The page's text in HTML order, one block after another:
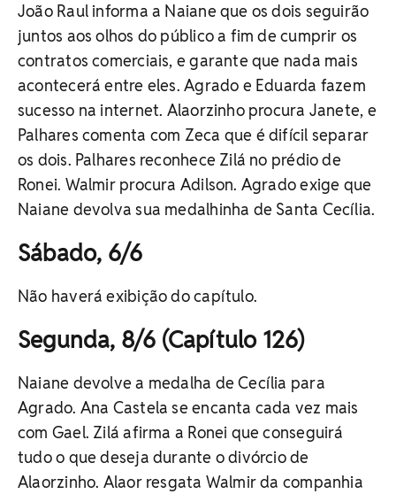
João Raul informa a Naiane que os dois seguirão
juntos aos olhos do público a fim de cumprir os
contratos comerciais, e garante que nada mais
acontecerá entre eles. Agrado e Eduarda fazem
sucesso na internet. Alaorzinho procura Janete, e
Palhares comenta com Zeca que é difícil separar
os dois. Palhares reconhece Zilá no prédio de
Ronei. Walmir procura Adilson. Agrado exige que
Naiane devolva sua medalhinha de Santa Cecília.
Sábado, 6/6
Não haverá exibição do capítulo.
Segunda, 8/6 (Capítulo 126)
Naiane devolve a medalha de Cecília para
Agrado. Ana Castela se encanta cada vez mais
com Gael. Zilá afirma a Ronei que conseguirá
tudo o que deseja durante o divórcio de
Alaorzinho. Alaor resgata Walmir da companhia